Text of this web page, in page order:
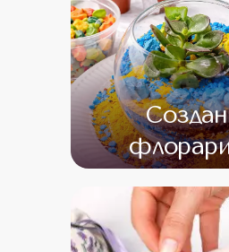
от 16 000 от